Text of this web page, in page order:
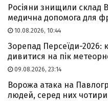
Росіяни знищили склад
медична допомога для
10.08.2026, 10:44
Зорепад Персеїди-2026:
дивитися на пік
09.08.2026, 23:14
Ворожа атака на
людей, серед них